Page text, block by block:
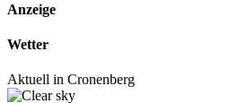
Anzeige
Wetter
Aktuell in Cronenberg